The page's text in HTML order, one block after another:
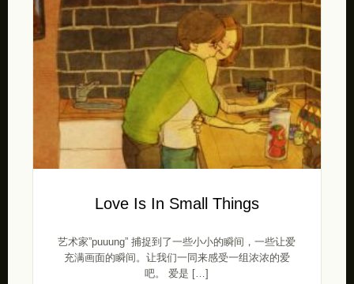
Love Is In Small Things
艺术家”puuung” 捕捉到了一些小小的瞬间，一些让爱
充满画面的瞬间。让我们一同来感受一组浓浓的爱
吧。 爱是 […]